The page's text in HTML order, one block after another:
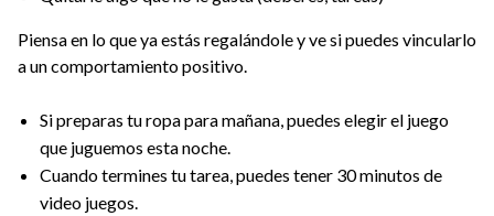
Piensa en lo que ya estás regalándole y ve si puedes vincularlo
a un comportamiento positivo.
Si preparas tu ropa para mañana, puedes elegir el juego
que juguemos esta noche.
Cuando termines tu tarea, puedes tener 30 minutos de
video juegos.